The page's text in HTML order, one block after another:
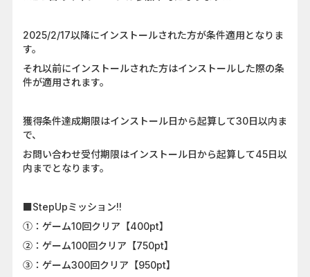
2025/2/17以降にインストールされた方が条件適用となりま
す。
それ以前にインストールされた方はインストールした際の条
件が適用されます。
獲得条件達成期限はインストール日から起算して30日以内ま
で、
お問い合わせ受付期限はインストール日から起算して45日以
内までとなります。
■StepUpミッション!!
①：ゲーム10回クリア【400pt】
②：ゲーム100回クリア【750pt】
③：ゲーム300回クリア【950pt】